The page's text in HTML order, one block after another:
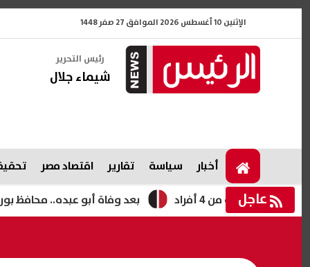
الإثنين 10 أغسطس 2026 الموافق 27 صفر 1448
رئيس التحرير
شيماء جلال
أخبار سياسة تقارير اقتصاد مصر
عاجل بعد وفاة أبو عبده.. محافظ من 4 أفراد